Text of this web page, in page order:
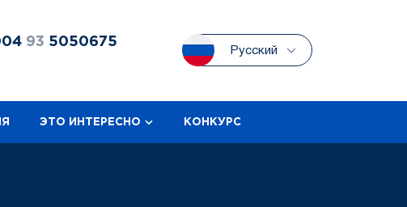
93 5050675
Русский
ЭТО ИНТЕРЕСНО КОНКУРС